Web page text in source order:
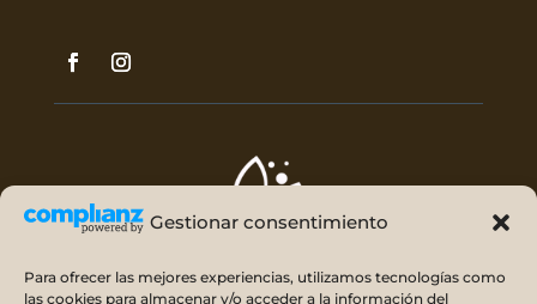
Gestionar consentimiento
Para ofrecer las mejores experiencias, utilizamos tecnologías como
las cookies para almacenar y/o acceder a la información del